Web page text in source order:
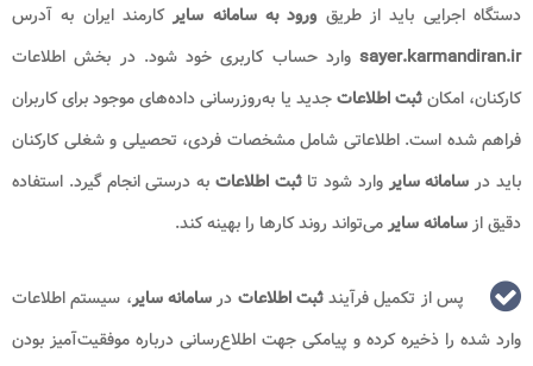
دستگاه اجرایی باید از طریق ورود به سامانه سایرکارمند ایران به آدرس
sayer.karmandiran.ir وارد حساب کاربری خود شود. در بخش اطلاعات
کارکنان، امکانثبت اطلاعاتجدید یا به‌روزرسانی داده‌های موجود برای کاربران
فراهم شده است. اطلاعاتی شامل مشخصات فردی، تحصیلی و شغلی کارکنان
باید در سامانه سایروارد شود تا ثبت اطلاعات به درستی انجام گیرد. استفاده
دقیق ازسامانه سایرمی‌تواند روند کارها را بهینه کند.
پس از تکمیل فرآیندثبت اطلاعات درسامانه سایر، سیستم اطلاعات
وارد شده را ذخیره کرده و پیامکی جهت اطلاع‌رسانی درباره موفقیت‌آمیز بودن